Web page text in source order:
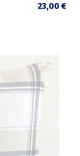
23,00 €